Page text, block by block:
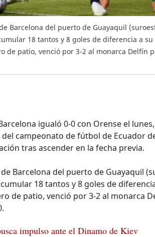
Barcelona del puerto de Guayaquil
18 tantos y 8 goles de diferencia a
de patio, venció por 3-2 al monarca Delfín
igualó 0-0 con Orense el
campeonato de fútbol de Ecuador
tras ascender en la fecha previa.
Barcelona del puerto de Guayaquil
18 tantos y 8 goles de
de patio, venció por 3-2 al monarca
impulso ante el Dinamo de Kiev